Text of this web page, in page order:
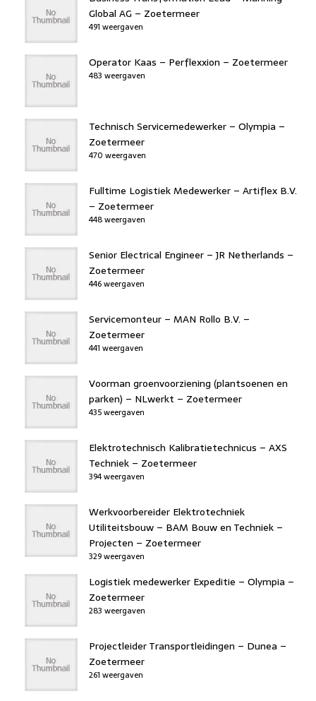
Global AG – Zoetermeer
491 weergaven
Operator Kaas – Perflexxion – Zoetermeer
483 weergaven
Technisch Servicemedewerker – Olympia –
Zoetermeer
470 weergaven
Fulltime Logistiek Medewerker – Artiflex B.V.
– Zoetermeer
448 weergaven
Senior Electrical Engineer – JR Netherlands –
Zoetermeer
446 weergaven
Servicemonteur – MAN Rollo B.V. –
Zoetermeer
441 weergaven
Voorman groenvoorziening (plantsoenen en
parken) – NLwerkt – Zoetermeer
435 weergaven
Elektrotechnisch Kalibratietechnicus – AXS
Techniek – Zoetermeer
394 weergaven
Werkvoorbereider Elektrotechniek
Utiliteitsbouw – BAM Bouw en Techniek –
Projecten – Zoetermeer
329 weergaven
Logistiek medewerker Expeditie – Olympia –
Zoetermeer
283 weergaven
Projectleider Transportleidingen – Dunea –
Zoetermeer
261 weergaven